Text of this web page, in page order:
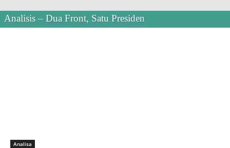
Analisis – Dua Front, Satu Presiden
Analisa